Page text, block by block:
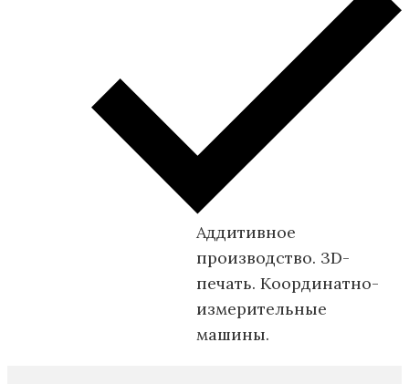
Аддитивное
производство. 3D-
печать. Координатно-
измерительные
машины.